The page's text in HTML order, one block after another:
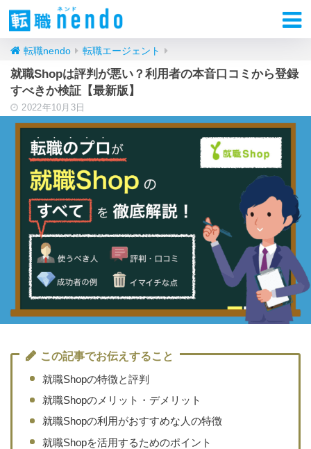
転職nendo 転職エージェント
就職Shopは評判が悪い？利用者の本音口コミから登録
すべきか検証【最新版】
2022年10月3日
この記事でお伝えすること
就職Shopの特徴と評判
就職Shopのメリット・デメリット
就職Shopの利用がおすすめな人の特徴
就職Shopを活用するためのポイント